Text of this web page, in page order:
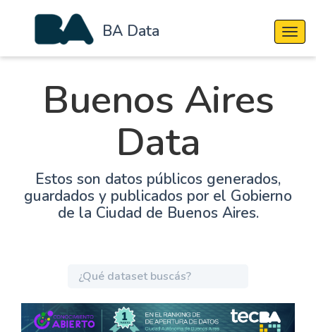
BA Data
Buenos Aires
Data
Estos son datos públicos generados,
guardados y publicados por el Gobierno
de la Ciudad de Buenos Aires.